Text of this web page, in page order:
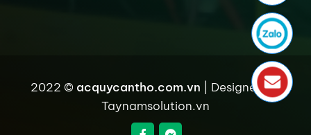
2022 © acquycantho.com.vn | Designed by
Taynamsolution.vn